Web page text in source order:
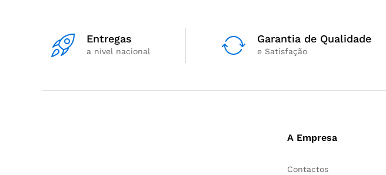
Entregas
a nível nacional
Garantia de Qualidade
e Satisfação
A Empresa
Contactos